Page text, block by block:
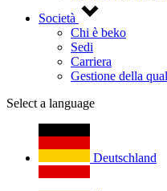
Società
Chi è beko
Sedi
Carriera
Gestione della
Select a language
Deutschland